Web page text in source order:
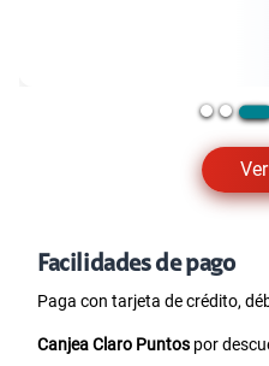
Facilidades de pago
Paga con tarjeta de crédito,
Canjea Claro Puntos por